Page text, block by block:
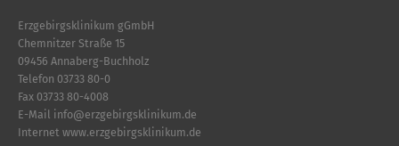
Erzgebirgsklinikum gGmbH
Chemnitzer Straße 15
09456 Annaberg-Buchholz
Telefon 03733 80-0
Fax 03733 80-4008
E-Mail info@erzgebirgsklinikum.de
Internet www.erzgebirgsklinikum.de